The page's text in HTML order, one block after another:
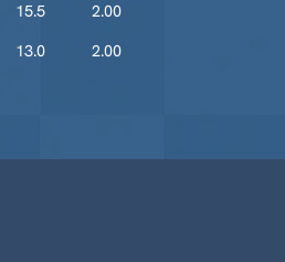
15.5
2.00
13.0 2.00